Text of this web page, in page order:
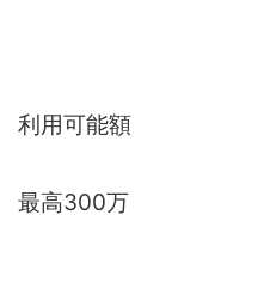
利用可能額
最高300万